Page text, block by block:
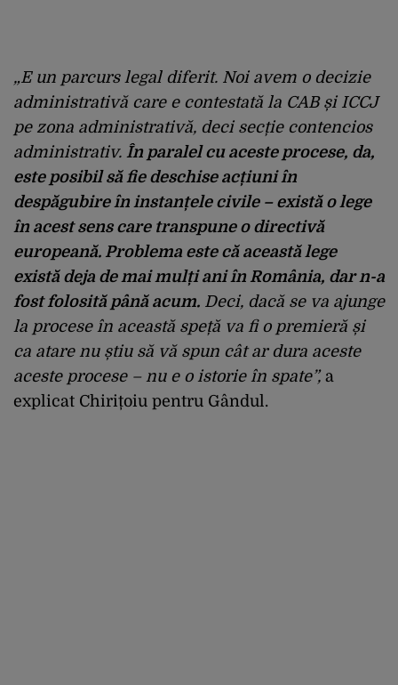
„E un parcurs legal diferit. Noi avem o decizie
administrativă care e contestată la CAB și ICCJ
pe zona administrativă, deci secție contencios
administrativ. În paralel cu aceste procese, da,
este posibil să fie deschise acțiuni în
despăgubire în instanțele civile – există o lege
în acest sens care transpune o directivă
europeană. Problema este că această lege
există deja de mai mulți ani în România, dar n-a
fost folosită până acum. Deci, dacă se va ajunge
la procese în această speță va fi o premieră și
ca atare nu știu să vă spun cât ar dura aceste
aceste procese – nu e o istorie în spate”, a
explicat Chirițoiu pentru Gândul.